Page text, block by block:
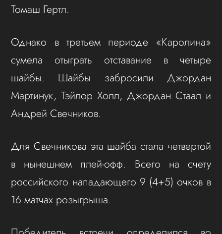
Томаш Гертл.
Однако в третьем периоде «Каролина»
сумела отыграть отставание в четыре
шайбы. Шайбы забросили Джордан
Мартинук, Тэйлор Холл, Джордан Стаал и
Андрей Свечников.
Для Свечникова эта шайба стала четвертой
в нынешнем плей-офф. Всего на счету
российского нападающего 9 (4+5) очков в
16 матчах розыгрыша.